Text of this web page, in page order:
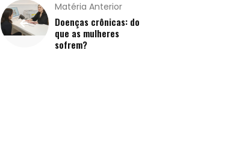
de
Matéria Anterior
Doenças crônicas: do
que as mulheres
sofrem?